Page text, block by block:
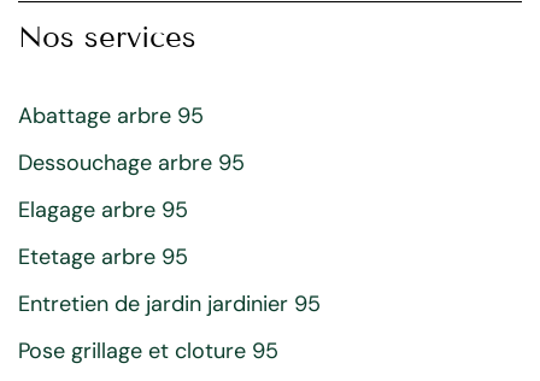
Nos services
Abattage arbre 95
Dessouchage arbre 95
Elagage arbre 95
Etetage arbre 95
Entretien de jardin jardinier 95
Pose grillage et cloture 95